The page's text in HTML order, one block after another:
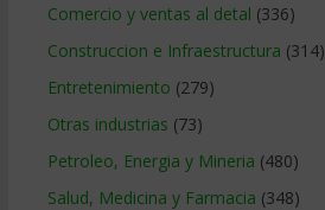
Comercio y ventas al detal (336)
Construccion e Infraestructura (314)
Entretenimiento (279)
Otras industrias (73)
Petroleo, Energia y Mineria (480)
Salud, Medicina y Farmacia (348)